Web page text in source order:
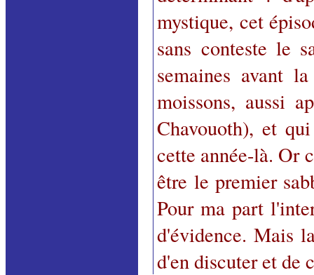
mystique, cet
sans conteste le
semaines avant
moissons, aussi
Chavouoth), et
cette année-là. Or
être le premier
Pour ma part
d'évidence. Mais
d'en discuter et de